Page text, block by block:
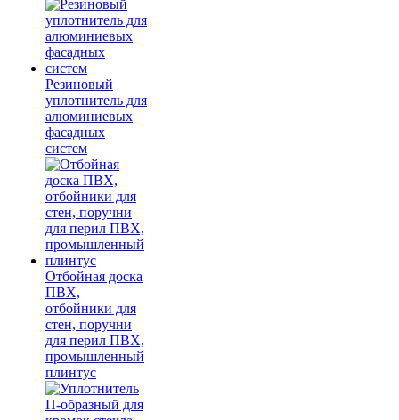
Резиновый
уплотнитель для
алюминиевых
фасадных
систем
Отбойная доска
ПВХ,
отбойники для
стен, поручни
для перил ПВХ,
промышленный
плинтус